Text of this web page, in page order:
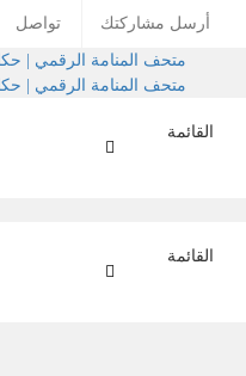
تواصل أرسل مشاركتك
Toggle
القائمة
Toggle
القائمة